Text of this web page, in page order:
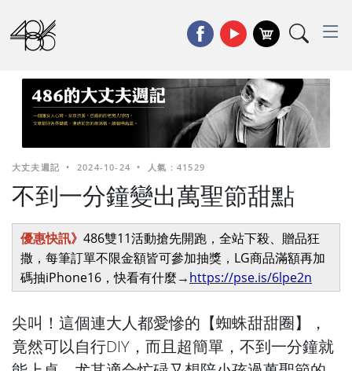
大丈夫週記 • 2024-10-24 • 人氣 : 41529
不到一分鐘變出萬聖節甜點
優惠快訊》 486雙11活動搶先開跑，全站下殺、贈品狂
撒，每筆訂單不限金額皆可參加抽獎，LG商品滿額再加
碼抽iPhone16，快看有什麼→https://pse.is/6lpe2n
尖叫！這個連大人都愛慘的【蜘蛛甜甜圈】，
竟然可以自行DIY，而且超簡單，不到一分鐘就